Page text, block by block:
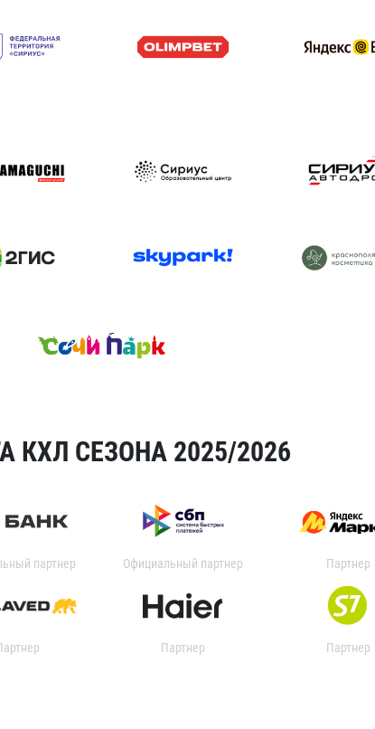
СЕЗОНА 2025/2026
партнер Официальный партнер Партнер
Партнер Партнер